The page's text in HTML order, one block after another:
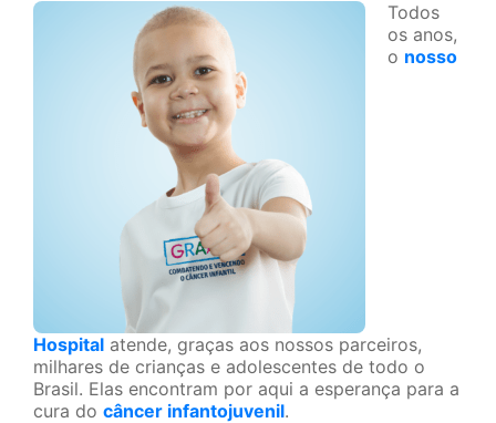
Todos
os anos,
o nosso
Hospital atende, graças aos nossos parceiros,
milhares de crianças e adolescentes de todo o
Brasil. Elas encontram por aqui a esperança para a
cura do câncer infantojuvenil.